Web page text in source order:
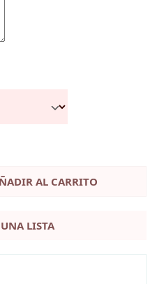
AL CARRITO
LISTA